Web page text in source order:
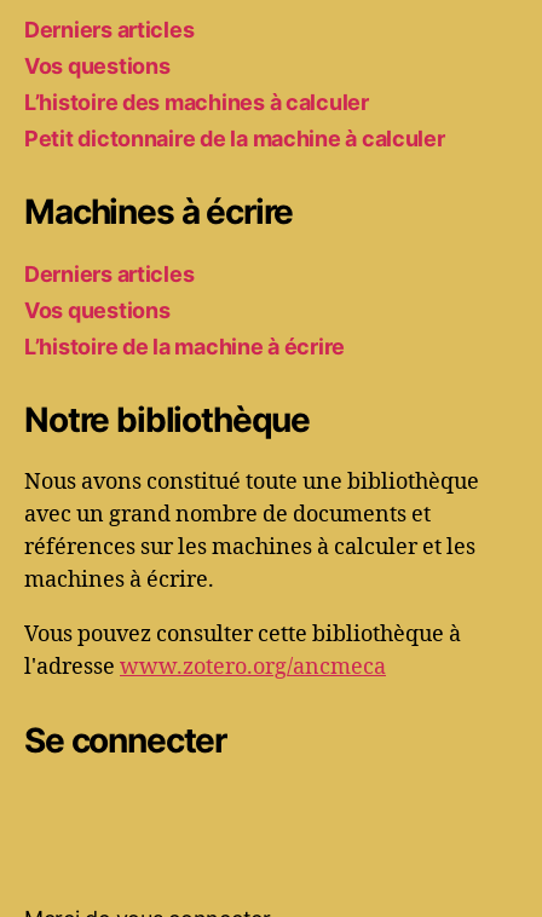
Derniers articles
Vos questions
L’histoire des machines à calculer
Petit dictonnaire de la machine à calculer
Machines à écrire
Derniers articles
Vos questions
L’histoire de la machine à écrire
Notre bibliothèque
Nous avons constitué toute une bibliothèque
avec un grand nombre de documents et
références sur les machines à calculer et les
machines à écrire.
Vous pouvez consulter cette bibliothèque à
l'adresse www.zotero.org/ancmeca
Se connecter